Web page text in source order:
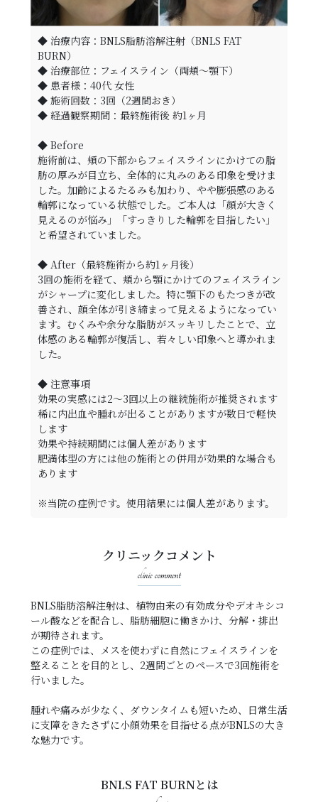
◆ 治療内容：BNLS脂肪溶解注射（BNLS FAT
BURN）
◆ 治療部位：フェイスライン（両頬〜顎下）
◆ 患者様：40代 女性
◆ 施術回数：3回（2週間おき）
◆ 経過観察期間：最終施術後 約1ヶ月
◆ Before
施術前は、頬の下部からフェイスラインにかけての脂
肪の厚みが目立ち、全体的に丸みのある印象を受けま
した。加齢によるたるみも加わり、やや膨張感のある
輪郭になっている状態でした。ご本人は「顔が大きく
見えるのが悩み」「すっきりした輪郭を目指したい」
と希望されていました。
◆ After（最終施術から約1ヶ月後）
3回の施術を経て、頬から顎にかけてのフェイスライン
がシャープに変化しました。特に顎下のもたつきが改
善され、顔全体が引き締まって見えるようになってい
ます。むくみや余分な脂肪がスッキリしたことで、立
体感のある輪郭が復活し、若々しい印象へと導かれま
した。
◆ 注意事項
効果の実感には2〜3回以上の継続施術が推奨されます
稀に内出血や腫れが出ることがありますが数日で軽快
します
効果や持続期間には個人差があります
肥満体型の方には他の施術との併用が効果的な場合も
あります
※当院の症例です。使用結果には個人差があります。
クリニックコメント
clinic comment
BNLS脂肪溶解注射は、植物由来の有効成分やデオキシコ
ール酸などを配合し、脂肪細胞に働きかけ、分解・排出
が期待されます。
この症例では、メスを使わずに自然にフェイスラインを
整えることを目的とし、2週間ごとのペースで3回施術を
行いました。
腫れや痛みが少なく、ダウンタイムも短いため、日常生活
に支障をきたさずに小顔効果を目指せる点がBNLSの大き
な魅力です。
BNLS FAT BURNとは